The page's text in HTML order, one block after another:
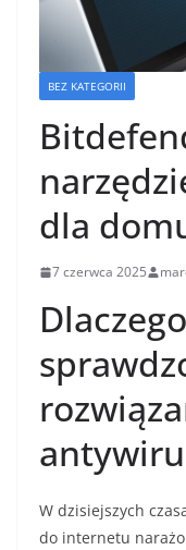
BEZ KATEGORII
dla
7 czerwca 2025
W dzisiejszych
do internetu